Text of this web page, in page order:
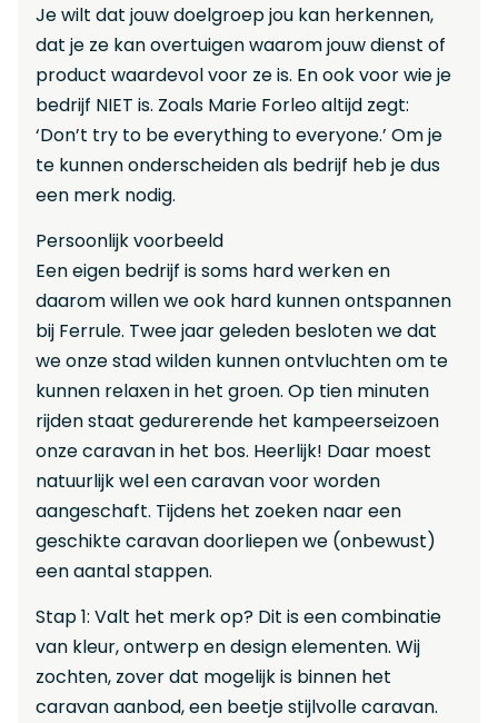
Je wilt dat jouw doelgroep jou kan herkennen,
dat je ze kan overtuigen waarom jouw dienst of
product waardevol voor ze is. En ook voor wie je
bedrijf NIET is. Zoals Marie Forleo altijd zegt:
‘Don’t try to be everything to everyone.’ Om je
te kunnen onderscheiden als bedrijf heb je dus
een merk nodig.
Persoonlijk voorbeeld
Een eigen bedrijf is soms hard werken en
daarom willen we ook hard kunnen ontspannen
bij Ferrule. Twee jaar geleden besloten we dat
we onze stad wilden kunnen ontvluchten om te
kunnen relaxen in het groen. Op tien minuten
rijden staat gedurerende het kampeerseizoen
onze caravan in het bos. Heerlijk! Daar moest
natuurlijk wel een caravan voor worden
aangeschaft. Tijdens het zoeken naar een
geschikte caravan doorliepen we (onbewust)
een aantal stappen.
Stap 1: Valt het merk op? Dit is een combinatie
van kleur, ontwerp en design elementen. Wij
zochten, zover dat mogelijk is binnen het
caravan aanbod, een beetje stijlvolle caravan.